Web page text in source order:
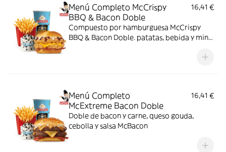
Menú Completo McCrispy
BBQ & Bacon Doble
16,41 €
Compuesto por hamburguesa McCrispy
BBQ & Bacon Doble. patatas, bebida y mini
Menú Completo
McExtreme Bacon Doble
16,41 €
Doble de bacon y carne, queso gouda,
cebolla y salsa McBacon